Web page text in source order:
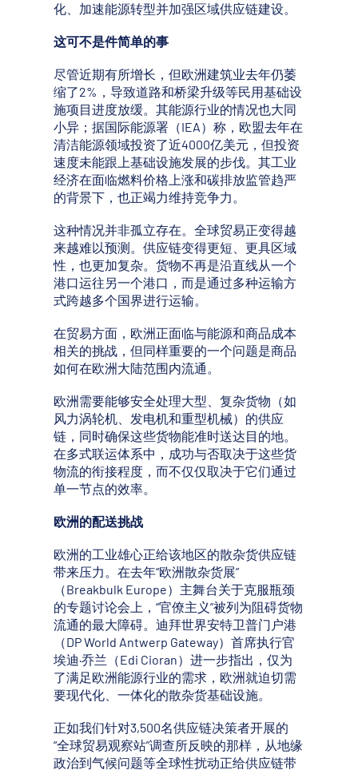
化、加速能源转型并加强区域供应链建设。
这可不是件简单的事
尽管近期有所增长，但欧洲建筑业去年仍萎
缩了2%，导致道路和桥梁升级等民用基础设
施项目进度放缓。其能源行业的情况也大同
小异；据国际能源署（IEA）称，欧盟去年在
清洁能源领域投资了近4000亿美元，但投资
速度未能跟上基础设施发展的步伐。其工业
经济在面临燃料价格上涨和碳排放监管趋严
的背景下，也正竭力维持竞争力。
这种情况并非孤立存在。全球贸易正变得越
来越难以预测。供应链变得更短、更具区域
性，也更加复杂。货物不再是沿直线从一个
港口运往另一个港口，而是通过多种运输方
式跨越多个国界进行运输。
在贸易方面，欧洲正面临与能源和商品成本
相关的挑战，但同样重要的一个问题是商品
如何在欧洲大陆范围内流通。
欧洲需要能够安全处理大型、复杂货物（如
风力涡轮机、发电机和重型机械）的供应
链，同时确保这些货物能准时送达目的地。
在多式联运体系中，成功与否取决于这些货
物流的衔接程度，而不仅仅取决于它们通过
单一节点的效率。
欧洲的配送挑战
欧洲的工业雄心正给该地区的散杂货供应链
带来压力。在去年“欧洲散杂货展”
（Breakbulk Europe）主舞台关于克服瓶颈
的专题讨论会上，“官僚主义”被列为阻碍货物
流通的最大障碍。迪拜世界安特卫普门户港
（DP World Antwerp Gateway）首席执行官
埃迪·乔兰（Edi Cioran）进一步指出，仅为
了满足欧洲能源行业的需求，欧洲就迫切需
要现代化、一体化的散杂货基础设施。
正如我们针对3,500名供应链决策者开展的
“全球贸易观察站”调查所反映的那样，从地缘
政治到气候问题等全球性扰动正给供应链带